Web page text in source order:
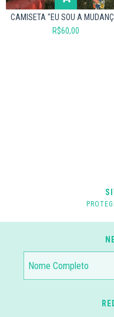
CAMISETA "EU SOU A
R$60,00